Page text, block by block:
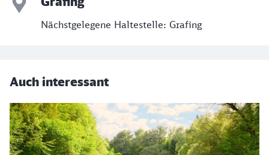
Nächstgelegene Haltestelle: Grafing
Auch interessant